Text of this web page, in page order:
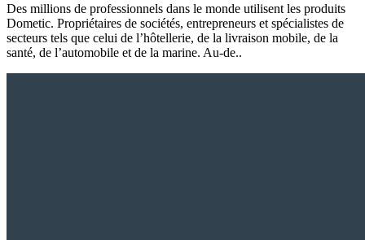
Des millions de professionnels dans le monde utilisent les produits
Dometic. Propriétaires de sociétés, entrepreneurs et spécialistes de
secteurs tels que celui de l’hôtellerie, de la livraison mobile, de la
santé, de l’automobile et de la marine. Au-de..